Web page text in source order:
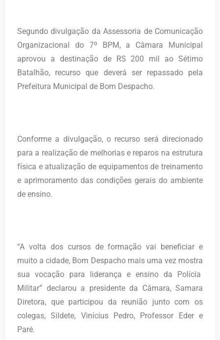
Segundo divulgação da Assessoria de Comunicação
Organizacional do 7º BPM, a Câmara Municipal
aprovou a destinação de RS 200 mil ao Sétimo
Batalhão, recurso que deverá ser repassado pela
Prefeitura Municipal de Bom Despacho.
Conforme a divulgação, o recurso será direcionado
para a realização de melhorias e reparos na estrutura
física e atualização de equipamentos de treinamento
e aprimoramento das condições gerais do ambiente
de ensino.
“A volta dos cursos de formação vai beneficiar e
muito a cidade, Bom Despacho mais uma vez mostra
sua vocação para liderança e ensino da Polícia
Militar” declarou a presidente da Câmara, Samara
Diretora, que participou da reunião junto com os
colegas, Sildete, Vinícius Pedro, Professor Eder e
Paré.